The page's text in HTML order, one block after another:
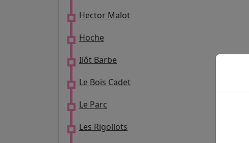
Hector Malot
Hoche
Ilôt Barbe
Le Bois Cadet
Le Parc
Les Rigollots